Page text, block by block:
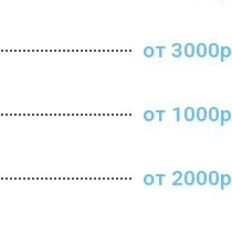
от 3000р
от 1000р
от 2000р